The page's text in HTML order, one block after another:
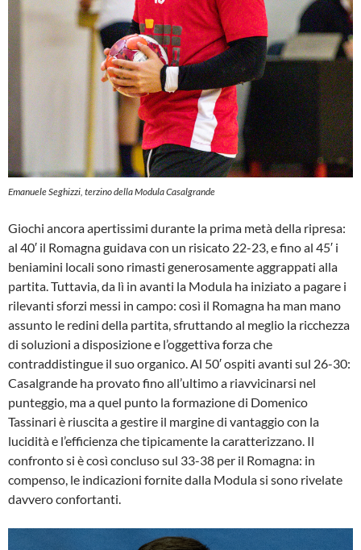
Emanuele Seghizzi, terzino della Modula Casalgrande
Giochi ancora apertissimi durante la prima metà della ripresa:
al 40′ il Romagna guidava con un risicato 22-23, e fino al 45′ i
beniamini locali sono rimasti generosamente aggrappati alla
partita. Tuttavia, da lì in avanti la Modula ha iniziato a pagare i
rilevanti sforzi messi in campo: così il Romagna ha man mano
assunto le redini della partita, sfruttando al meglio la ricchezza
di soluzioni a disposizione e l’oggettiva forza che
contraddistingue il suo organico. Al 50′ ospiti avanti sul 26-30:
Casalgrande ha provato fino all’ultimo a riavvicinarsi nel
punteggio, ma a quel punto la formazione di Domenico
Tassinari è riuscita a gestire il margine di vantaggio con la
lucidità e l’efficienza che tipicamente la caratterizzano. Il
confronto si è così concluso sul 33-38 per il Romagna: in
compenso, le indicazioni fornite dalla Modula si sono rivelate
davvero confortanti.